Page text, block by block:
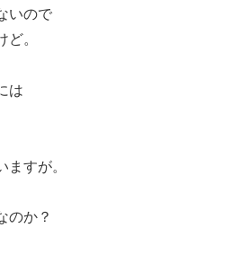
いので
。
は
ますが。
のか？